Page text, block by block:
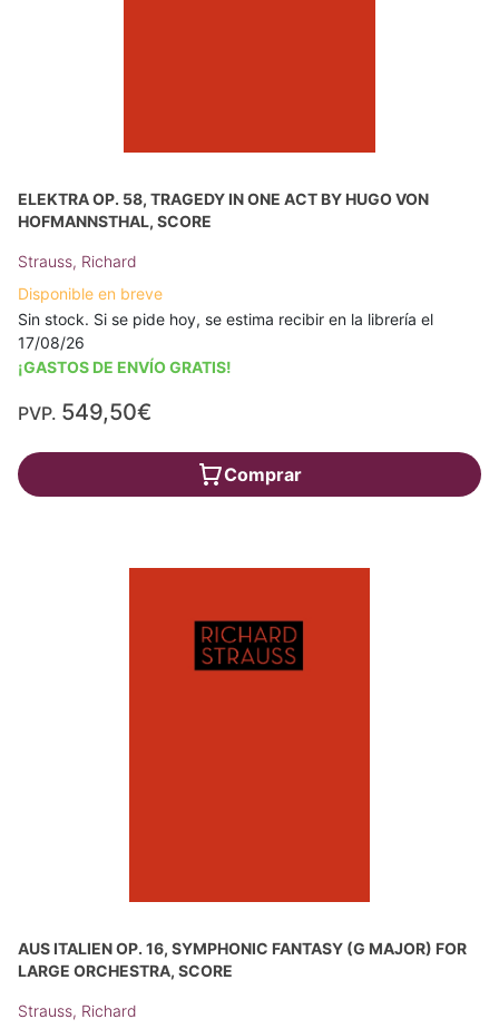
ELEKTRA OP. 58, TRAGEDY IN ONE ACT BY HUGO VON
HOFMANNSTHAL, SCORE
Strauss, Richard
Disponible en breve
Sin stock. Si se pide hoy, se estima recibir en la librería el
17/08/26
¡GASTOS DE ENVÍO GRATIS!
PVP. 549,50€
Comprar
AUS ITALIEN OP. 16, SYMPHONIC FANTASY (G MAJOR) FOR
LARGE ORCHESTRA, SCORE
Strauss, Richard